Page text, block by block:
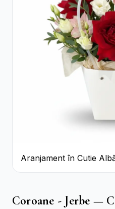
Aranjament în Cutie
Trandafiri Roșii și
Coroane - Jerbe —